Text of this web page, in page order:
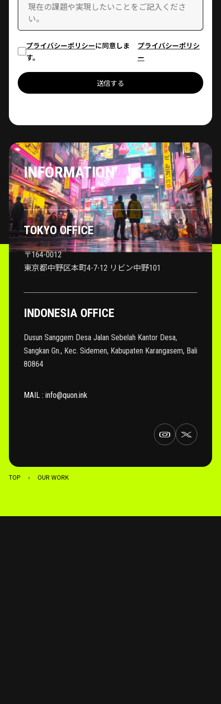
プライバシーポリシーに同意しま
す。
プライバシーポリシ
ー
送信する
INFORMATION
TOKYO OFFICE
〒164-0012
東京都中野区本町4-7-12 リビン中野101
INDONESIA OFFICE
Dusun Sanggem Desa Jalan Sebelah Kantor Desa,
Sangkan Gn., Kec. Sidemen, Kabupaten Karangasem, Bali
80864
MAIL : info@quon.ink
TOP › OUR WORK